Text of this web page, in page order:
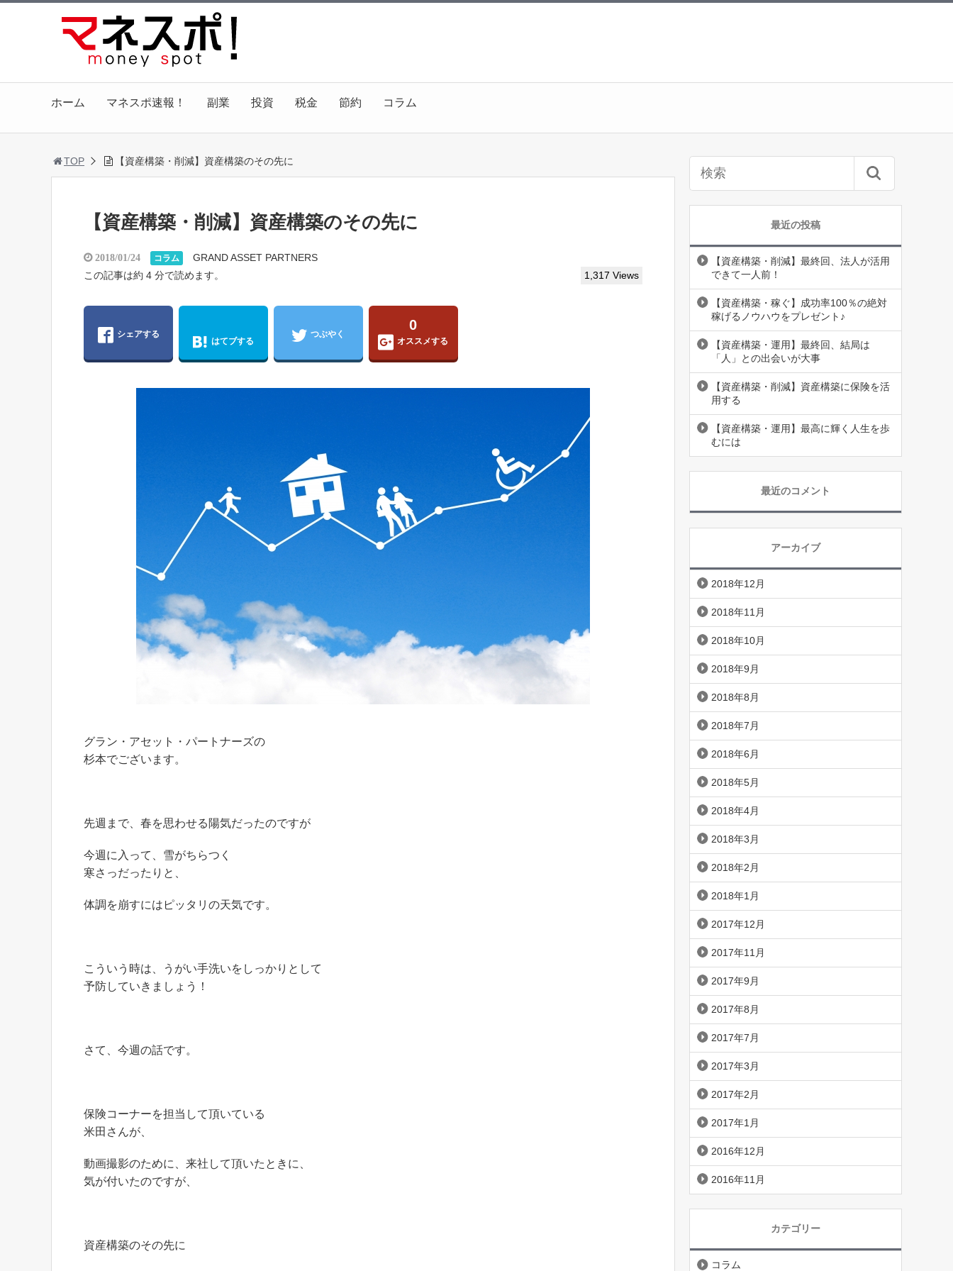
ホーム マネスポ速報！ 副業 投資 税金 節約 コラム
TOP 【資産構築・削減】資産構築のその先に
【資産構築・削減】資産構築のその先に
2018/01/24 コラム
GRAND ASSET PARTNERS
この記事は約 4 分で読めます。
1,317 Views
シェアする
はてブする
つぶやく
0
オススメする
グラン・アセット・パートナーズの
杉本でございます。
先週まで、春を思わせる陽気だったのですが
今週に入って、雪がちらつく
寒さっだったりと、
体調を崩すにはピッタリの天気です。
こういう時は、うがい手洗いをしっかりとして
予防していきましょう！
さて、今週の話です。
保険コーナーを担当して頂いている
米田さんが、
動画撮影のために、来社して頂いたときに、
気が付いたのですが、
資産構築のその先に
最近の投稿
【資産構築・削減】最終回、法人が活用
できて一人前！
【資産構築・稼ぐ】成功率100％の絶対
稼げるノウハウをプレゼント♪
【資産構築・運用】最終回、結局は
「人」との出会いが大事
【資産構築・削減】資産構築に保険を活
用する
【資産構築・運用】最高に輝く人生を歩
むには
最近のコメント
アーカイブ
2018年12月
2018年11月
2018年10月
2018年9月
2018年8月
2018年7月
2018年6月
2018年5月
2018年4月
2018年3月
2018年2月
2018年1月
2017年12月
2017年11月
2017年9月
2017年8月
2017年7月
2017年3月
2017年2月
2017年1月
2016年12月
2016年11月
カテゴリー
コラム